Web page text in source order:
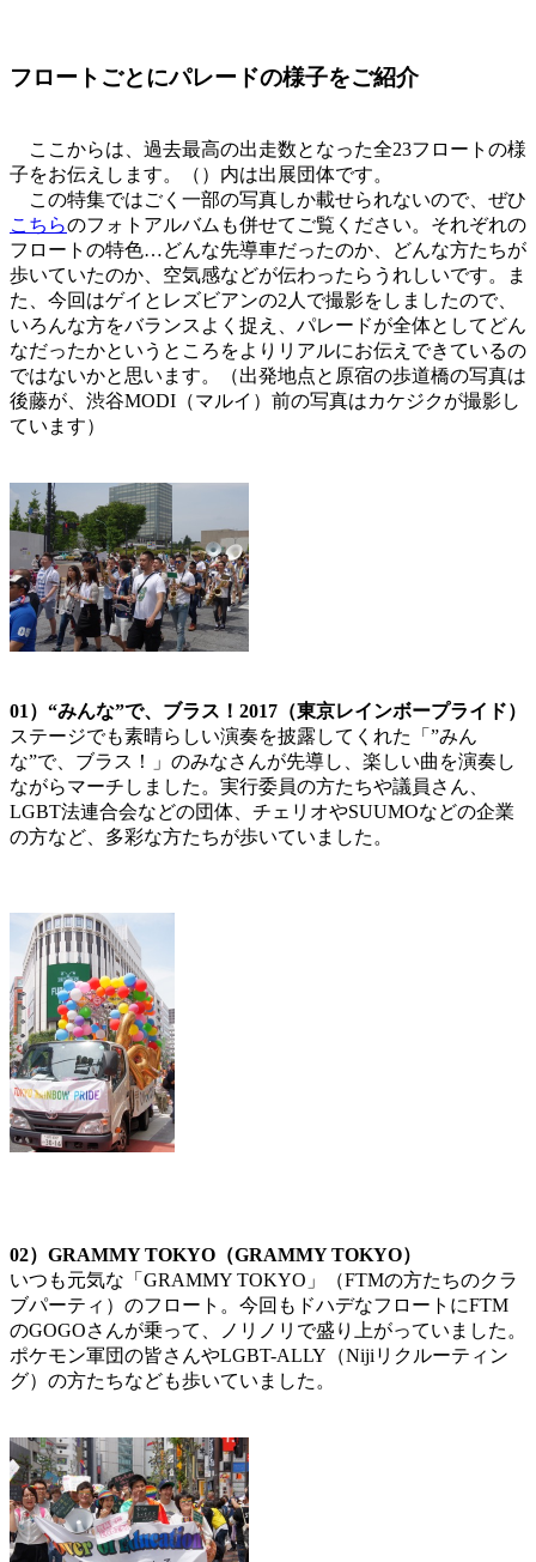
フロートごとにパレードの様子をご紹介
ここからは、過去最高の出走数となった全23フロートの様
子をお伝えします。（）内は出展団体です。
この特集ではごく一部の写真しか載せられないので、ぜひ
こちらのフォトアルバムも併せてご覧ください。それぞれの
フロートの特色…どんな先導車だったのか、どんな方たちが
歩いていたのか、空気感などが伝わったらうれしいです。ま
た、今回はゲイとレズビアンの2人で撮影をしましたので、
いろんな方をバランスよく捉え、パレードが全体としてどん
なだったかというところをよりリアルにお伝えできているの
ではないかと思います。（出発地点と原宿の歩道橋の写真は
後藤が、渋谷MODI（マルイ）前の写真はカケジクが撮影し
ています）
01）“みんな”で、ブラス！2017（東京レインボープライド）
ステージでも素晴らしい演奏を披露してくれた「”みん
な”で、ブラス！」のみなさんが先導し、楽しい曲を演奏し
ながらマーチしました。実行委員の方たちや議員さん、
LGBT法連合会などの団体、チェリオやSUUMOなどの企業
の方など、多彩な方たちが歩いていました。
02）GRAMMY TOKYO（GRAMMY TOKYO）
いつも元気な「GRAMMY TOKYO」（FTMの方たちのクラ
ブパーティ）のフロート。今回もドハデなフロートにFTM
のGOGOさんが乗って、ノリノリで盛り上がっていました。
ポケモン軍団の皆さんやLGBT-ALLY（Nijiリクルーティン
グ）の方たちなども歩いていました。